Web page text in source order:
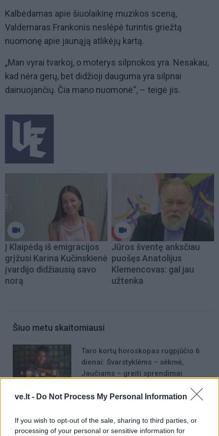
ve.lt - Do Not Process My Personal Information
If you wish to opt-out of the sale, sharing to third parties, or
processing of your personal or sensitive information for
Kalbėdamas apie šiuolaikinę muzikos sceną,
Valdemaras Frankonis neslėpė turintis griežtą
nuomonę apie jaunąją atlikėjų kartą.
„Man vyrai tvarkoj, o moterys silpnokos yra. Nesakau,
kad nėra gerų, bet didžioji dauguma yra silpnai
dainuojančių. Čia mano nuomonė“, – teigė jis.
Į Klaipėdą iš emigracijos
grįžusi Karina Kučinskienė
įvardijo didžiausią savo
norą
Jūros šventę anksčiau
puošęs Anatolijus
Klemencovas: gal jau
užtenka
Šiuo metu skaitomiausi
Taro kortų horoskopas rugpjūčio 6
dienai: Svarstyklėms – sėkmė,
Jaučiams – greiti sprendimai
Trijų Zodiako ženklų jau
triumfas visuose reikaluose